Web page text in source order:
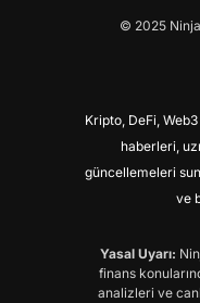
© 2025 Ninja
Kripto, DeFi,
haberleri,
güncellemeleri
ve
Yasal Uyarı:
finans
analizleri ve